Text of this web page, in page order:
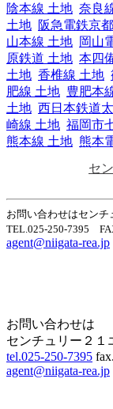
陰本線 土地 奈良
土地 阪急電鉄京
山本線 土地 岡山
原鉄道 土地 本四
土地 香椎線 土地
肥線 土地 豊肥本
土地 西日本鉄道
崎線 土地 福岡市
熊本線 土地 熊本
セ
お問い合わせはセンチ
TEL.025-250-7395
agent@niigata-rea.jp
お問い合わせは
センチュリー２１
tel.025-250-7395
agent@niigata-rea.jp